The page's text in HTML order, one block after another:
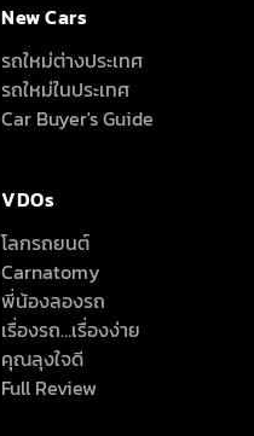
New Cars
รถใหม่ต่างประเทศ
รถใหม่ในประเทศ
Car Buyer's Guide
VDOs
โลกรถยนต์
Carnatomy
พี่น้องลองรถ
เรื่องรถ…เรื่องง่าย
คุณลุงใจดี
Full Review